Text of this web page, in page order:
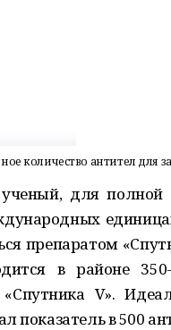
количество антител для
для
препаратом
в районе
V».
показатель в 500